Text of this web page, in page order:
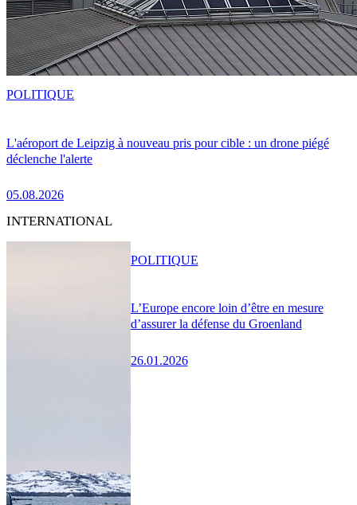
L'aéroport de Leipzig à nouveau pris pour cible : un drone piégé
déclenche l'alerte
05.08.2026
POLITIQUE
INTERNATIONAL
L’Europe encore loin d’être en mesure
d’assurer la défense du Groenland
26.01.2026
POLITIQUE